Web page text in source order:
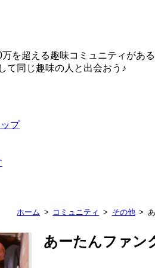
を超える趣味コミュニティがある
て同じ趣味の人と出会おう♪
プ
ホーム コミュニティ その他
あーたんファン